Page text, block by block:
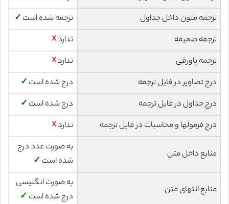
ترجمه متون داخل جداول
ترجمه شده است ✓
ترجمه ضمیمه
ندارد☓
ترجمه پاورقی
ندارد☓
درج تصاویر در فایل ترجمه
درج شده است ✓
درج جداول در فایل ترجمه
درج شده است ✓
درج فرمولها و محاسبات در فایل ترجمه
ندارد☓
منابع داخل متن
به صورت عدد درج
شده است ✓
منابع انتهای متن
به صورت انگلیسی
درج شده است ✓